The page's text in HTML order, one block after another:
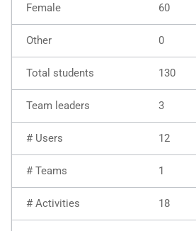
60
0
130
3
12
1
18